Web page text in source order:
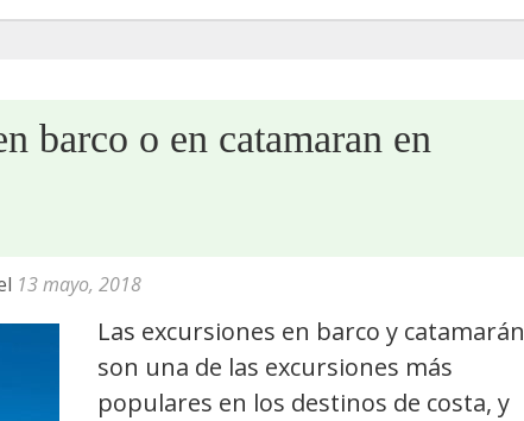
barco o en catamaran en
13 mayo, 2018
Las excursiones en barco y catamarán
son una de las excursiones más
populares en los destinos de costa, y